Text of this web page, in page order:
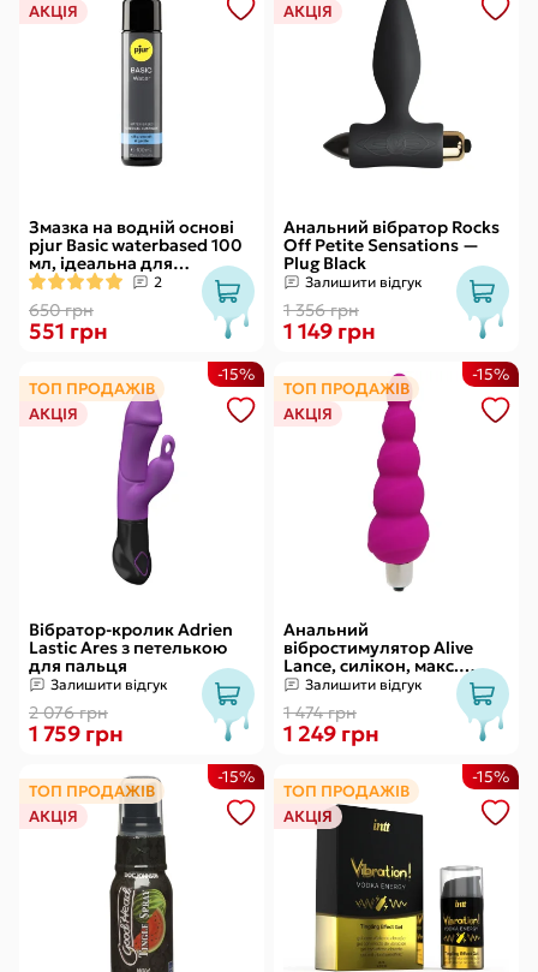
АКЦІЯ
Змазка на водній основі
pjur Basic waterbased 100
мл, ідеальна для
новачків, найкраща ціна/
якість
2
650 грн
551 грн
АКЦІЯ
Анальний вібратор Rocks
Off Petite Sensations —
Plug Black
Залишити відгук
1 356 грн
1 149 грн
ТОП ПРОДАЖІВ
АКЦІЯ
Вібратор-кролик Adrien
Lastic Ares з петелькою
для пальця
Залишити відгук
2 076 грн
-15%
1 759 грн
ТОП ПРОДАЖІВ
АКЦІЯ
Анальний
вібростимулятор Alive
Lance, силікон, макс.
діаметр 2,9 см
(передостання кулька)
Залишити відгук
1 474 грн
-15%
1 249 грн
ТОП ПРОДАЖІВ
АКЦІЯ
-15%
ТОП ПРОДАЖІВ
АКЦІЯ
-15%